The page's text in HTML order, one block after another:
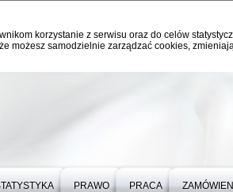
korzystanie z serwisu oraz do celów
możesz samodzielnie zarządzać cookies,
PRAWO PRACA